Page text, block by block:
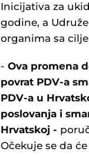
Inicijativa za
godine, a
organima sa
- Ova promena
povrat PDV-a
PDV-a u
poslovanja i
Hrvatskoj -
Očekuje se da